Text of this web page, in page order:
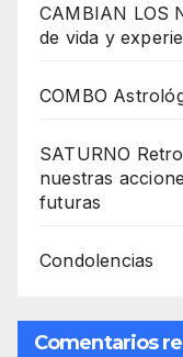
CAMBIAN LOS
de vida y
COMBO
SATURNO
nuestras
futuras
Condolencias
Comentarios